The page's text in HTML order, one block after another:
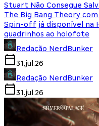
Stuart Não Consegue
The Big Bang Theory
Spin-off já disponível na
quadrinhos ao holofote
Redação NerdBunker
31.jul.26
Redação NerdBunker
31.jul.26